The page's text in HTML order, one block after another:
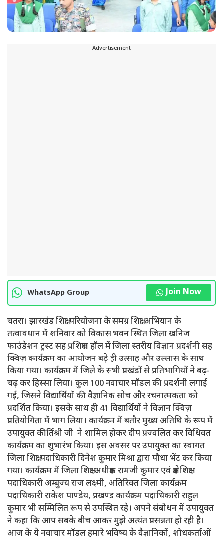
---Advertisement---
WhatsApp Group Join Now
चतरा। झारखंड शिक्षा परियोजना के समग्र शिक्षा अभियान के
तत्वावधान में शनिवार को विकास भवन स्थित जिला खनिज
फाउंडेशन ट्रस्ट सह प्रशिक्षण हॉल में जिला स्तरीय विज्ञान प्रदर्शनी सह
क्विज़ कार्यक्रम का आयोजन बड़े ही उत्साह और उल्लास के साथ
किया गया। कार्यक्रम में जिले के सभी प्रखंडों से प्रतिभागियों ने बढ़-
चढ़ कर हिस्सा लिया। कुल 100 नवाचार मॉडल की प्रदर्शनी लगाई
गई, जिसने विद्यार्थियों की वैज्ञानिक सोच और रचनात्मकता को
प्रदर्शित किया। इसके साथ ही 41 विद्यार्थियों ने विज्ञान क्विज़
प्रतियोगिता में भाग लिया। कार्यक्रम में बतौर मुख्य अतिथि के रूप में
उपायुक्त कीर्तिश्री जी ने शामिल होकर दीप प्रज्वलित कर विधिवत
कार्यक्रम का शुभारंभ किया। इस अवसर पर उपायुक्त का स्वागत
जिला शिक्षा पदाधिकारी दिनेश कुमार मिश्रा द्वारा पौधा भेंट कर किया
गया। कार्यक्रम में जिला शिक्षा अधीक्षक रामजी कुमार एवं क्षेत्र शिक्षा
पदाधिकारी अम्बुज्य राज लक्ष्मी, अतिरिक्त जिला कार्यक्रम
पदाधिकारी राकेश पाण्डेय, प्रखण्ड कार्यक्रम पदाधिकारी राहुल
कुमार भी सम्मिलित रूप से उपस्थित रहे। अपने संबोधन में उपायुक्त
ने कहा कि आप सबके बीच आकर मुझे अत्यंत प्रसन्नता हो रही है।
आज के ये नवाचार मॉडल हमारे भविष्य के वैज्ञानिकों, शोधकर्ताओं